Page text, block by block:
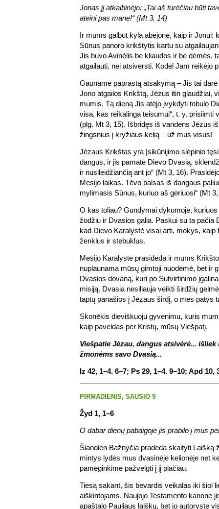
Jonas jį atkalbinėjo: „Tai aš turėčiau būti
ateini pas mane!“ (Mt 3, 14)
Ir mums galbūt kyla abejonė, kaip ir Jonui:
Sūnus panoro krikštytis kartu su
Jis buvo Avinėlis be kliaudos ir be dėmės,
atgailauti, nei atsiversti. Kodėl Jam reikėjo
Gauname paprastą atsakymą – Jis tai darė
Jono atgailos Krikštą, Jėzus itin glaudžiai,
mumis. Tą dieną Jis atėjo įvykdyti tobulo
visa, kas reikalinga teisumui“, t. y. prisiimti
(plg. Mt 3, 15). Išbridęs iš vandens Jėzus
žingsnius į kryžiaus kelią – už mus visus!
Jėzaus Krikštas yra Įsikūnijimo slėpinio
dangus, ir jis pamatė Dievo Dvasią,
ir nusileidžiančią ant jo“ (Mt 3, 16).
Mesijo laikas. Tėvo balsas iš dangaus
mylimasis Sūnus, kuriuo aš gėriuosi“ (Mt
O kas toliau? Gundymai dykumoje,
žodžiu ir Dvasios galia. Paskui su ta pačia
kad Dievo Karalystė visai arti, mokys, kaip
ženklus ir stebuklus.
Mesijo Karalystė prasideda ir mums
nuplaunama mūsų gimtoji nuodėmė, bet ir
Dvasios dovaną, kuri po Sutvirtinimo
misiją. Dvasia nesiliauja veikti širdžių
taptų panašios į Jėzaus širdį, o mes patys
Skonėkis dieviškuoju gyvenimu, kuris
kaip paveldas per Kristų, mūsų Viešpatį.
Viešpatie Jėzau, dangus atsivėrė...
žmonėms savo Dvasią...
Iz 42, 1–4. 6–7; Ps 29, 1–4. 9–10; Apd 10,
PIRMADIENIS, SAUSIO 9
Žyd 1, 1–6
O dabar dienų pabaigoje jis prabilo į mus
Šiandien Bažnyčia pradeda skaityti Laišką
mintys lydės mus dvasinėje kelionėje net
pamėginkime pažvelgti į jį plačiau.
Tiesą sakant, šis bevardis veikalas iki šiol
aiškintojams. Naujojo Testamento kanone
apaštalo Pauliaus laiškų, bet jo autoryste